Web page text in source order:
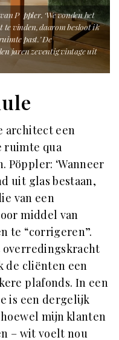
P ppler. ‘We vonden het
te vinden, daarom besloot ik
past.’ De
jaren zeventig vintage uit
architect een
ruimte qua
Pöppler: ‘Wanneer
uit glas bestaan,
van een
middel van
te “corrigeren”.
overredingskracht
de cliënten een
plafonds. In een
is een dergelijk
mijn klanten
– wit voelt nou